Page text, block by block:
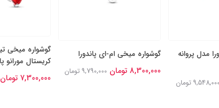
مدل پروانه
9,548,000 تومان
گوشواره میخی ام-ای پاندورا
8,300,000 تومان 9,790,000 تومان
گوشواره میخی
کریستال مورانو
7,300,000 تومان